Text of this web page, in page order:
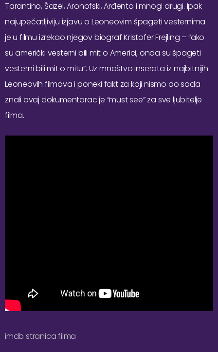
Tarantino, Šazel, Aronofski, Arđento i mnogi drugi. Ipak
najupečatljiviju izjavu o Leoneovim špageti vesternima
je u filmu izrekao njegov biograf Kristofer Frejling – “ako
su američki vesterni bili mit o Americi, onda su špageti
vesterni bili mit o mitu”. Uz mnoštvo inserata iz najbitnijih
Leoneovih filmova i poneki fakt za koji nismo do sada
znali ovaj dokumentarac je “must see” za sve ljubitelje
filma.
imdb stranica filma